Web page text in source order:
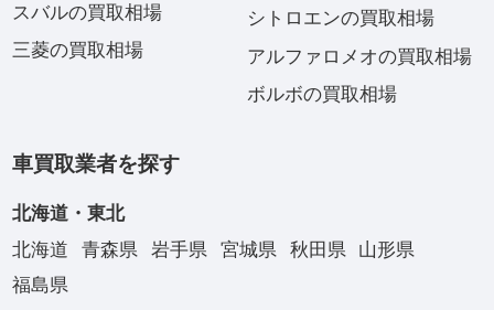
スバルの買取相場
三菱の買取相場
シトロエンの買取相場
アルファロメオの買取相場
ボルボの買取相場
車買取業者を探す
北海道・東北
北海道
青森県 岩手県 宮城県 秋田県
山形県
福島県